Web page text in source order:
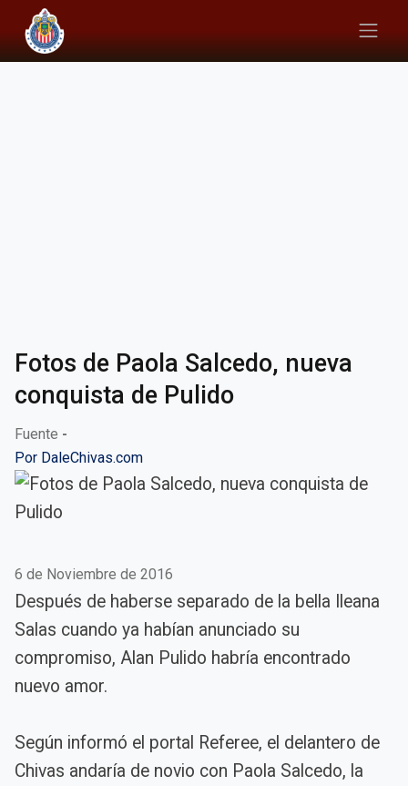
Fotos de Paola Salcedo, nueva
conquista de Pulido
Fuente -
Por DaleChivas.com
6 de Noviembre de 2016
Después de haberse separado de la bella Ileana
Salas cuando ya habían anunciado su
compromiso, Alan Pulido habría encontrado
nuevo amor.
Según informó el portal Referee, el delantero de
Chivas andaría de novio con Paola Salcedo, la